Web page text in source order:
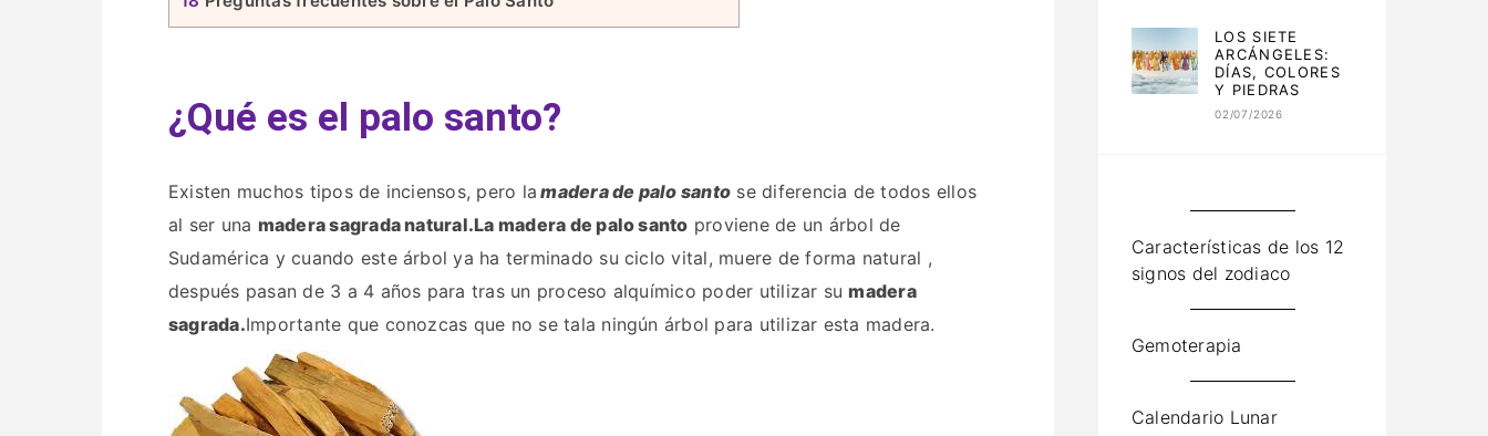
¿Qué es el palo santo?
Existen muchos tipos de inciensos, pero la madera de palo santo se diferencia de todos ellos
al ser una madera sagrada natural.La madera de palo santo proviene de un árbol de
Sudamérica y cuando este árbol ya ha terminado su ciclo vital, muere de forma natural ,
después pasan de 3 a 4 años para tras un proceso alquímico poder utilizar su madera
sagrada.Importante que conozcas que no se tala ningún árbol para utilizar esta madera.
LOS SIETE
ARCÁNGELES:
DÍAS, COLORES
Y PIEDRAS
02/07/2026
Características de los 12
signos del zodiaco
Gemoterapia
Calendario Lunar